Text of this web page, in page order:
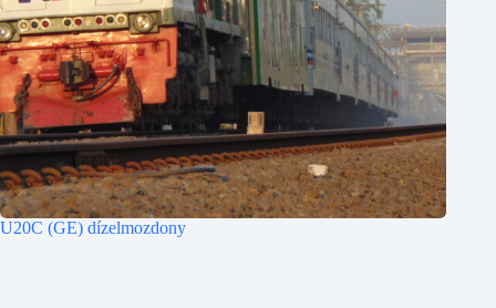
U20C (GE) dízelmozdony